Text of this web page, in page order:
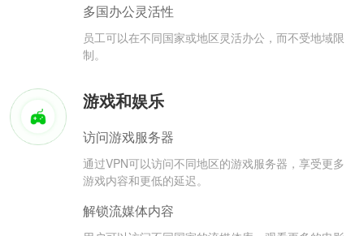
多国办公灵活性
员工可以在不同国家或地区灵活办公，而不受地域限
制。
游戏和娱乐
访问游戏服务器
通过VPN可以访问不同地区的游戏服务器，享受更多
游戏内容和更低的延迟。
解锁流媒体内容